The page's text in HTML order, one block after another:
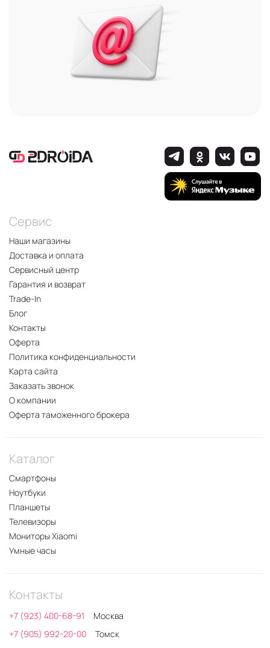
Сервис
Наши магазины
Доставка и оплата
Сервисный центр
Гарантия и возврат
Trade-In
Блог
Контакты
Оферта
Политика конфиденциальности
Карта сайта
Заказать звонок
О компании
Оферта таможенного брокера
Каталог
Смартфоны
Ноутбуки
Планшеты
Телевизоры
Мониторы Xiaomi
Умные часы
Контакты
+7 (923) 400-68-91
Москва
+7 (905) 992-20-00
Томск